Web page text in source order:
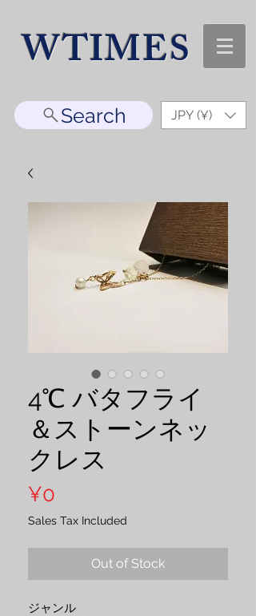
WTIMES
Search JPY (¥)
4℃ バタフライ
＆ストーンネッ
クレス
¥0
Sales Tax Included
Out of Stock
ジャンル